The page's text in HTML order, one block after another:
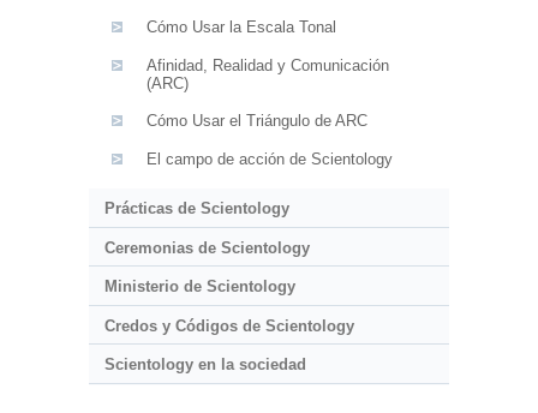
Cómo Usar la Escala Tonal
Afinidad, Realidad y Comunicación
(ARC)
Cómo Usar el Triángulo de ARC
El campo de acción de Scientology
Prácticas de Scientology
Ceremonias de Scientology
Ministerio de Scientology
Credos y Códigos de Scientology
Scientology en la sociedad